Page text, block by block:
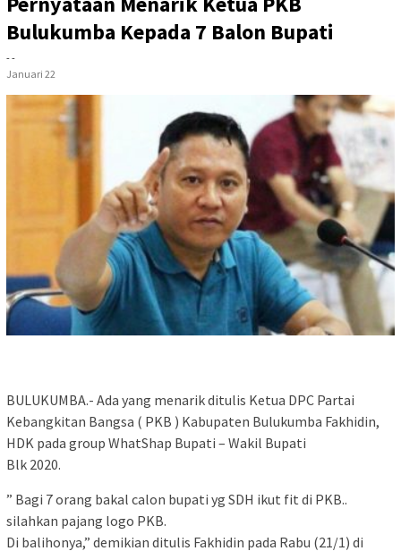
Bulukumba Kepada 7 Balon Bupati
- -
Januari 22
BULUKUMBA.- Ada yang menarik ditulis Ketua DPC Partai
Kebangkitan Bangsa ( PKB ) Kabupaten Bulukumba Fakhidin,
HDK pada group WhatShap Bupati – Wakil Bupati
Blk 2020.
” Bagi 7 orang bakal calon bupati yg SDH ikut fit di PKB..
silahkan pajang logo PKB.
Di balihonya,” demikian ditulis Fakhidin pada Rabu (21/1) di